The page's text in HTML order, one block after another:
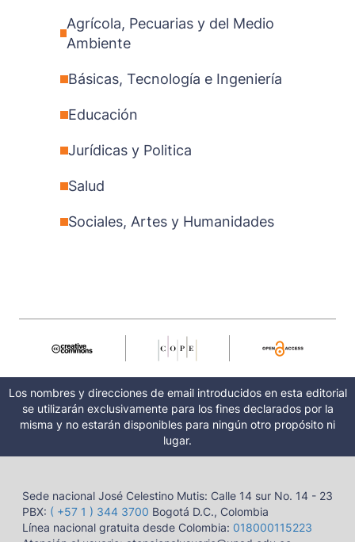
Agrícola, Pecuarias y del Medio
Ambiente
Básicas, Tecnología e Ingeniería
Educación
Jurídicas y Politica
Salud
Sociales, Artes y Humanidades
Los nombres y direcciones de email introducidos en esta editorial
se ​​utilizarán exclusivamente para los fines declarados por la
misma y no estarán disponibles para ningún otro propósito ni
lugar.
Sede nacional José Celestino Mutis: Calle 14 sur No. 14 - 23
PBX: ( +57 1 ) 344 3700 Bogotá D.C., Colombia
Línea nacional gratuita desde Colombia: 018000115223